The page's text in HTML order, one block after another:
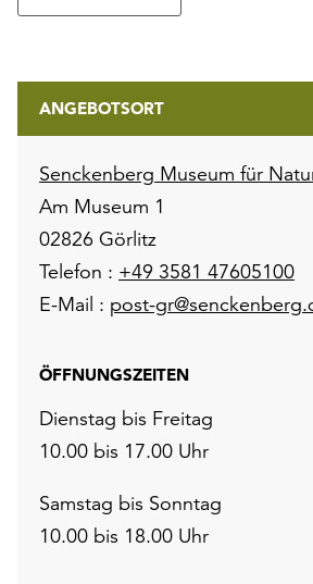
ANGEBOTSORT
Senckenberg Museum für
Am Museum 1
02826 Görlitz
Telefon : +49 3581 47605100
E-Mail : post-
ÖFFNUNGSZEITEN
Dienstag bis Freitag
10.00 bis 17.00 Uhr
Samstag bis Sonntag
10.00 bis 18.00 Uhr